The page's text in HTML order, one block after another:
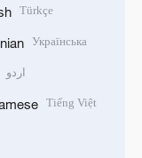
Türkçe
Українська
اردو
Tiếng Việt